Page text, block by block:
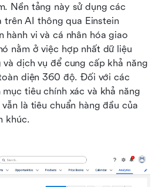
Nền tảng này sử dụng các
AI thông qua Einstein
hành vi và cá nhân hóa giao
nằm ở việc hợp nhất dữ liệu
dịch vụ để cung cấp khả năng
diện 360 độ. Đối với các
tiêu chính xác và khả năng
là tiêu chuẩn hàng đầu của
khúc.